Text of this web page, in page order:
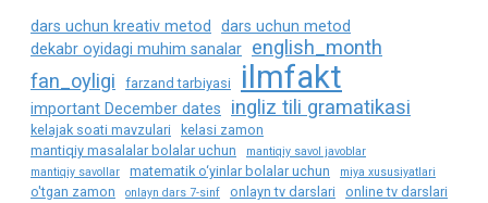
dars uchun kreativ metod
dars uchun metod
dekabr oyidagi muhim sanalar
english_month
fan_oyligi
farzand tarbiyasi ilmfakt
important December dates ingliz tili gramatikasi
kelajak soati mavzulari
kelasi zamon
mantiqiy masalalar bolalar uchun
mantiqiy savol javoblar
mantiqiy savollar
matematik o‘yinlar bolalar uchun miya xususiyatlari
o'tgan zamon onlayn dars 7-sinf onlayn tv darslari
online tv darslari